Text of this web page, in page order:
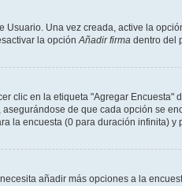
Usuario. Una vez creada, active la
la opción Añadir firma dentro del
clic en la etiqueta "Agregar
de que cada opción se
la encuesta (0 para duración infinita)
añadir más opciones a la